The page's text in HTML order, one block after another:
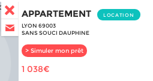
APPARTEMENT
LYON 69003
SANS SOUCI DAUPHINE
> Simuler mon prêt
LOCATION
1 038€